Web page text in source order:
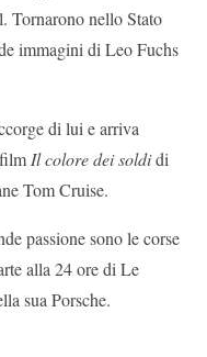
Tornarono nello Stato
immagini di Leo Fuchs
di lui e arriva
Il colore dei soldidi
Tom Cruise.
passione sono le corse
alla 24 ore di Le
sua Porsche.